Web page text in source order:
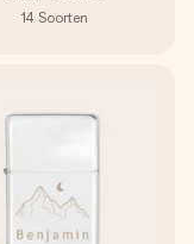
14 Soorten